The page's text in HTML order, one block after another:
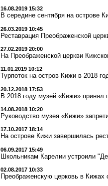
16.08.2019 15:32
В середине сентября на острове
26.03.2019 10:45
Реставрация Преображенской
27.02.2019 20:00
На Преображенской церкви
11.01.2019 10:12
Турпоток на остров Кижи в 2018
20.12.2018 17:53
В 2018 году музей «Кижи» принял
14.08.2018 10:20
Руководство музея «Кижи»
17.10.2017 18:14
На острове Кижи завершилась
06.09.2017 15:49
Школьникам Карелии устроили
02.08.2017 10:33
Преображенскую церковь в Кижах